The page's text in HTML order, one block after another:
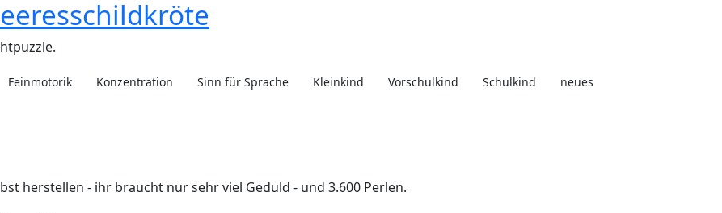
Feinmotorik Konzentration Sinn für Sprache Kleinkind Vorschulkind Schulkind neues
herstellen - ihr braucht nur sehr viel Geduld - und 3.600 Perlen.